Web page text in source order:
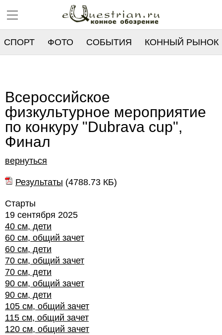
СПОРТ ФОТО СОБЫТИЯ КОННЫЙ РЫНОК
Всероссийское
физкультурное мероприятие
по конкуру "Dubrava cup",
Финал
вернуться
Результаты (4788.73 КБ)
Старты
19 сентября 2025
40 см, дети
60 см, общий зачет
60 см, дети
70 см, общий зачет
70 см, дети
90 см, общий зачет
90 см, дети
105 см, общий зачет
115 см, общий зачет
120 см, общий зачет